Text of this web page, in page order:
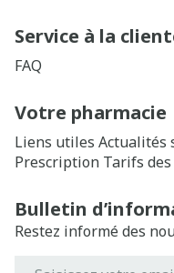
Service à la
FAQ
Votre pharmacie
Liens utiles Actualités
Prescription Tarifs
Bulletin
Restez informé des